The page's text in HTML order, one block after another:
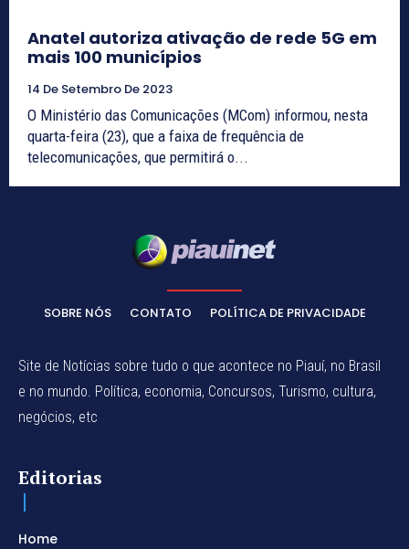
Anatel autoriza ativação de rede 5G em
mais 100 municípios
14 De Setembro De 2023
O Ministério das Comunicações (MCom) informou, nesta
quarta-feira (23), que a faixa de frequência de
telecomunicações, que permitirá o...
SOBRE NÓS CONTATO POLÍTICA DE PRIVACIDADE
Site de Notícias sobre tudo o que acontece no Piauí, no Brasil
e no mundo. Política, economia, Concursos, Turismo, cultura,
negócios, etc
Editorias
Home